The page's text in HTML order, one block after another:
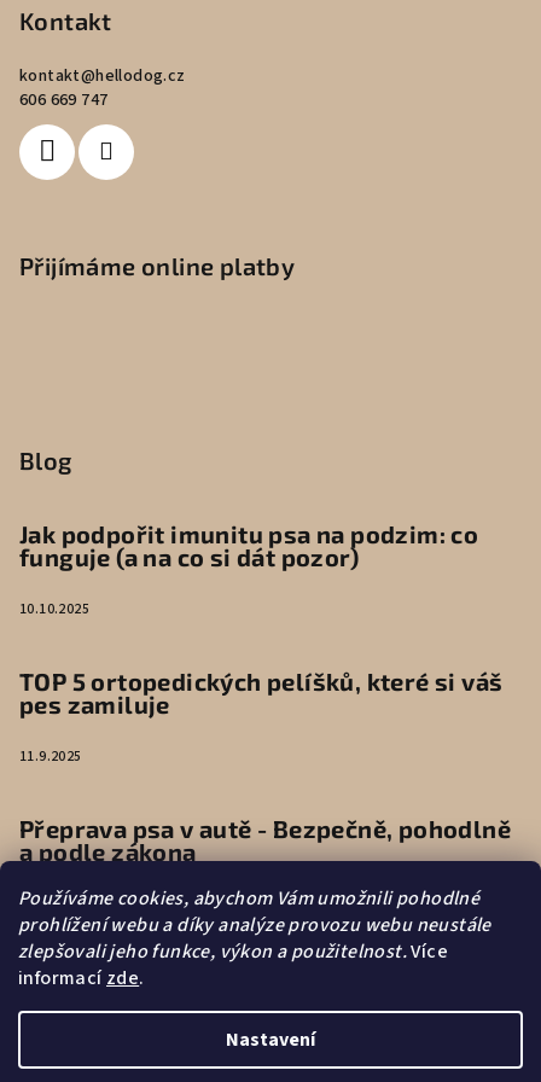
Používáme cookies, abychom Vám umožnili pohodlné
prohlížení webu a díky analýze provozu webu neustále
zlepšovali jeho funkce, výkon a použitelnost.Více
informacízde.
Nastavení
Kontakt
kontakt@hellodog.cz
606 669 747
Přijímáme online platby
Blog
Jak podpořit imunitu psa na podzim: co
funguje (a na co si dát pozor)
10.10.2025
TOP 5 ortopedických pelíšků, které si váš
pes zamiluje
11.9.2025
Přeprava psa v autě - Bezpečně, pohodlně
a podle zákona
9.6.2025